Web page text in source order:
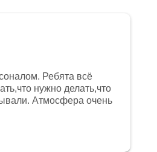
Ребята всё
нужно делать,что
Атмосфера очень
и